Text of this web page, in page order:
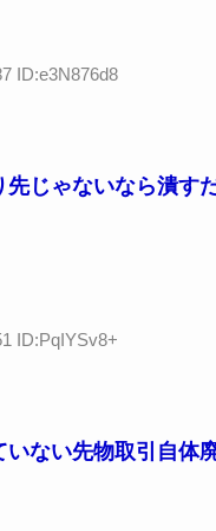
ID:e3N876d8
じゃないなら潰すだ
ID:PqIYSv8+
ない先物取引自体